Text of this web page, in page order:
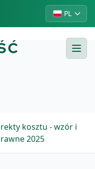
PL
kosztu - wzór i
2025